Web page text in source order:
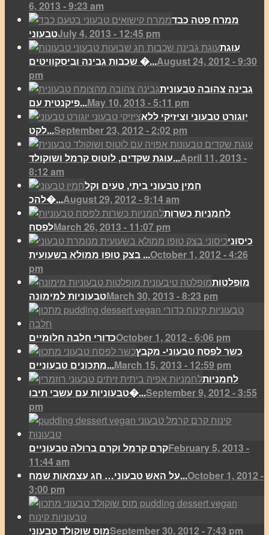
6, 2013 - 9:23 am
ממרח פטה כבד
טבעוניJuly 4, 2013 - 12:45 pm
עוגת
שכבות גבינה וביסקוויטים �...August 24, 2012 - 9:30
pm
גבינה צהובה טבעונית
פיקנטית עם...May 10, 2013 - 5:11 pm
יוגורט טבעוני וציזיקי ללא
לקט...September 23, 2012 - 2:02 pm
עוגת שקדים, לוטוס קרמל ושוקולד...April 11, 2013 -
8:12 am
חמין טבעוני ביתי, טעים וקל
להכ�...August 29, 2012 - 9:14 am
לחמניות כשרות
לפסחMarch 26, 2013 - 11:07 pm
כיסוני
בצק טופו ממולא בשעועית ...October 1, 2012 - 4:26
pm
מופלטות
טבעוניות למימונהMarch 30, 2013 - 8:23 pm
כדורי חלבה חלומייםOctober 1, 2012 - 6:06 pm
כשר לפסח טבעוני- מקבץ
מתכונים טבעוניים...March 15, 2013 - 12:59 pm
לחמניות
טבעוניות עם עשבי תיבו�...September 9, 2012 - 3:55
pm
קרם קרמל וקרם ברולה טבעונייםFebruary 5, 2013 -
11:44 am
על האש טבעוני… חג עצמאות שמח...October 1, 2012 -
3:00 pm
מוס שוקולד טבעוניSeptember 30, 2012 - 7:43 pm